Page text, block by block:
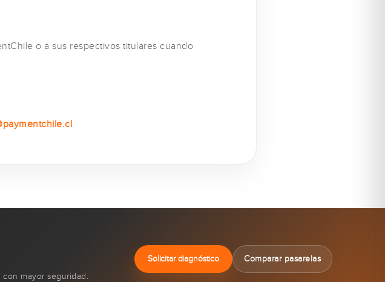
o a sus respectivos titulares cuando
.
mayor seguridad.
Solicitar diagnóstico Comparar pasarelas